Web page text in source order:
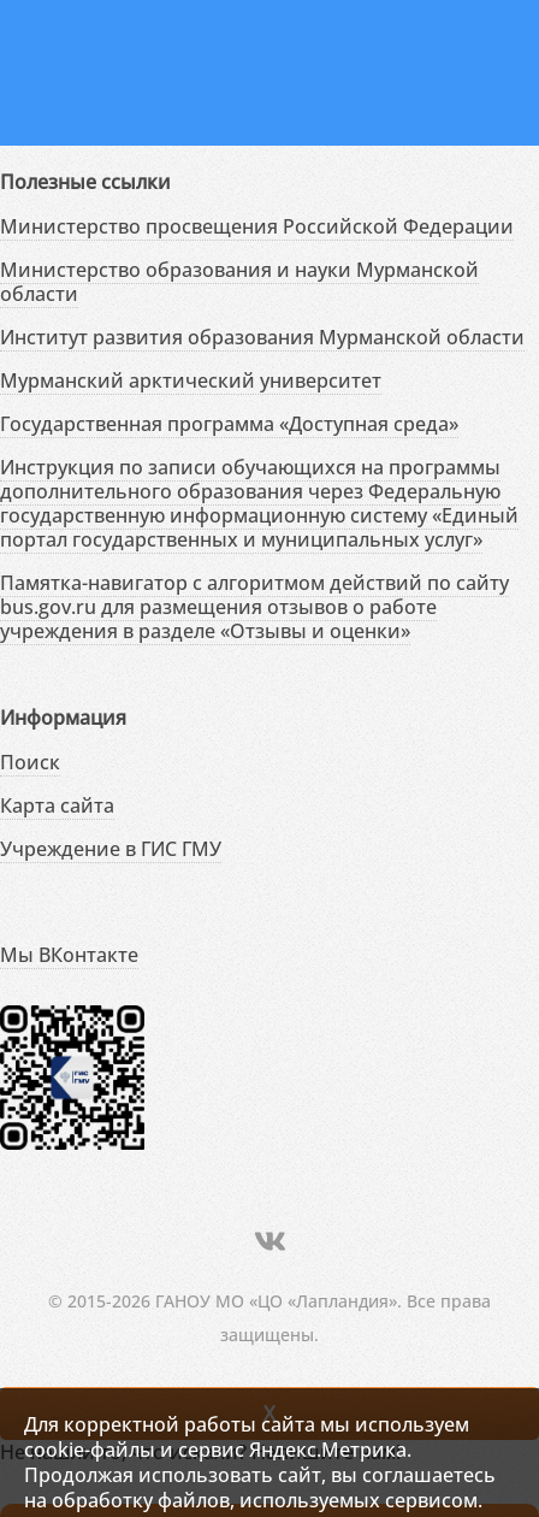
Полезные ссылки
Министерство просвещения Российской Федерации
Министерство образования и науки Мурманской
области
Институт развития образования Мурманской области
Мурманский арктический университет
Государственная программа «Доступная среда»
Инструкция по записи обучающихся на программы
дополнительного образования через Федеральную
государственную информационную систему «Единый
портал государственных и муниципальных услуг»
Памятка-навигатор с алгоритмом действий по сайту
bus.gov.ru для размещения отзывов о работе
учреждения в разделе «Отзывы и оценки»
Информация
Поиск
Карта сайта
Учреждение в ГИС ГМУ
Мы ВКонтакте
© 2015-2026 ГАНОУ МО «ЦО «Лапландия». Все права
защищены.
Для корректной работы сайта мы используем
cookie-файлы и сервис Яндекс.Метрика.
Продолжая использовать сайт, вы соглашаетесь
на обработку файлов, используемых сервисом.
X
Не нашли то, что искали? Напишите нам!